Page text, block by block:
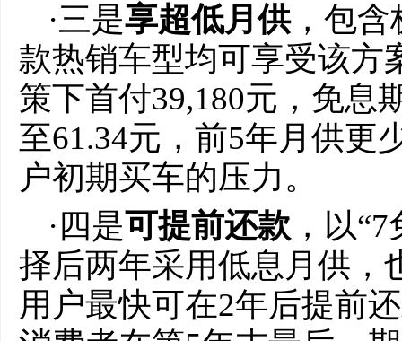
·三是享超低月供，包含
款热销车型均可享受该方
策下首付39,180元，免息
至61.34元，前5年月供更
户初期买车的压力。
·四是可提前还款 ，以
择后两年采用低息月供，
用户最快可在2年后提前